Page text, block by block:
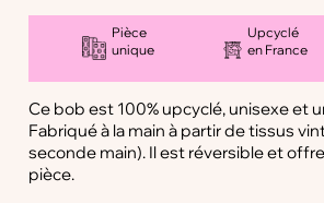
a
i
t
é
d
e
B
Pièce
unique
Upcyclé
en France
Ce bob est 100% upcyclé, unisexe et
Fabriqué à la main à partir de tissus
seconde main). Il est réversible et
pièce.